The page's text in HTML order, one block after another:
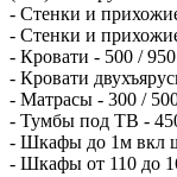
- Стенки и
- Стенки и
- Кровати - 500 /
- Кровати
- Матрасы - 300 /
- Тумбы под ТВ -
- Шкафы до 1м вкл
- Шкафы от 110 до